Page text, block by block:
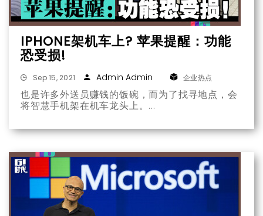
IPHONE架机车上? 苹果提醒：功能
恐受损!
Sep 15, 2021 Admin Admin 企业热点
也是许多外送员赚钱的饭碗，而为了找寻地点，会
将智慧手机架在机车龙头上。